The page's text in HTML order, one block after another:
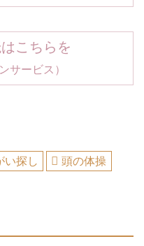
こちらを
サービス）
い探し 頭の体操